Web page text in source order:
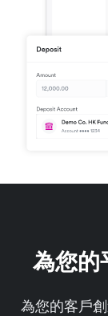
為您的
為您的客戶